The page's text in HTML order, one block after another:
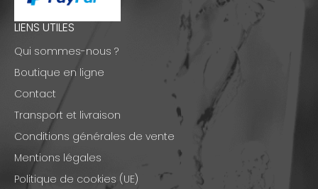
LIENS UTILES
Qui sommes-nous ?
Boutique en ligne
Contact
Transport et livraison
Conditions générales de vente
Mentions légales
Politique de cookies (UE)